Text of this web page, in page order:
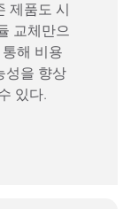
제품도 시
교체만으
해 비용
성을 향상
있다.